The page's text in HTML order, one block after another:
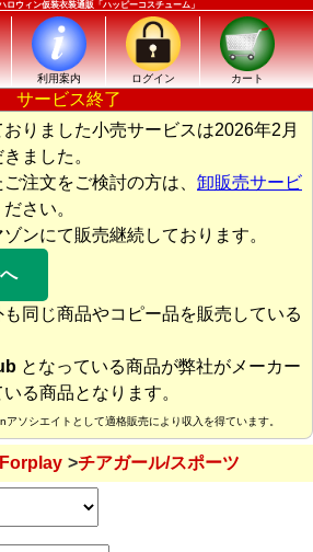
ウィン仮装衣装通販「ハッピーコスチューム」
利用案内 ログイン カート
サービス終了
りました小売サービスは2026年2月
ました。
注文をご検討の方は、 卸販売サービ
さい。
ンにて販売継続しております。
同じ商品やコピー品を販売している
となっている商品が弊社がメーカー
る商品となります。
ソシエイトとして適格販売により収入を得ています。
Forplay チアガール/スポーツ